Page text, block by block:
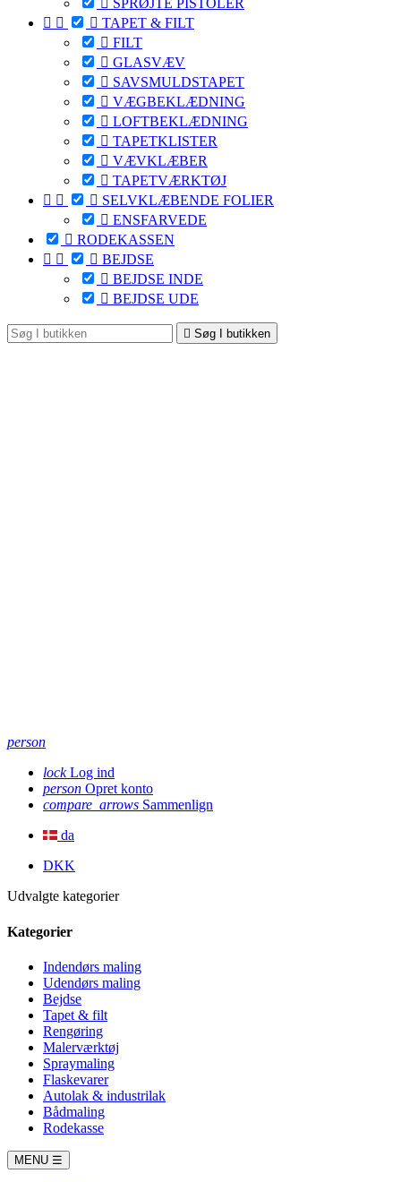
SPRØJTE PISTOLER
   TAPET & FILT
 FILT
 GLASVÆV
 SAVSMULDSTAPET
 VÆGBEKLÆDNING
 LOFTBEKLÆDNING
 TAPETKLISTER
 VÆVKLÆBER
 TAPETVÆRKTØJ
   SELVKLÆBENDE FOLIER
 ENSFARVEDE
 RODEKASSEN
   BEJDSE
 BEJDSE INDE
 BEJDSE UDE
 Søg I butikken
person
lock Log ind
person Opret konto
compare_arrows Sammenlign
da
DKK
Udvalgte kategorier
Kategorier
Indendørs maling
Udendørs maling
Bejdse
Tapet & filt
Rengøring
Malerværktøj
Spraymaling
Flaskevarer
Autolak & industrilak
Bådmaling
Rodekasse
MENU ☰